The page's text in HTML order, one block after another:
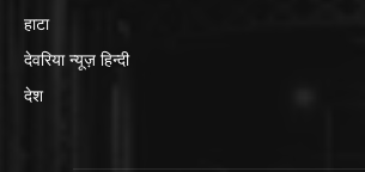
हाटा
देवरिया न्यूज़ हिन्दी
देश